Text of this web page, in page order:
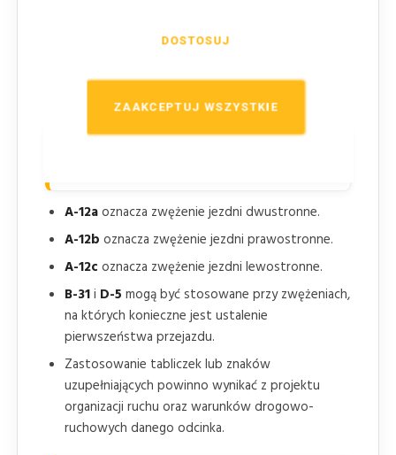
ZAAKCEPTUJ WSZYSTKIE
DOSTOSUJ
jezdni stosuje się rozwiązania prowadzące tor ruchu,
z ruchu i znaki poziome dostosowane do tego, czy
zwężenie zmniejsza liczbę pasów ruchu.
A-12aoznacza zwężenie jezdni dwustronne.
A-12b oznacza zwężenie jezdni prawostronne.
A-12c oznacza zwężenie jezdni lewostronne.
B-31i D-5 mogą być stosowane przy zwężeniach,
na których konieczne jest ustalenie
pierwszeństwa przejazdu.
Zastosowanie tabliczek lub znaków
uzupełniających powinno wynikać z projektu
organizacji ruchu oraz warunków drogowo-
ruchowych danego odcinka.